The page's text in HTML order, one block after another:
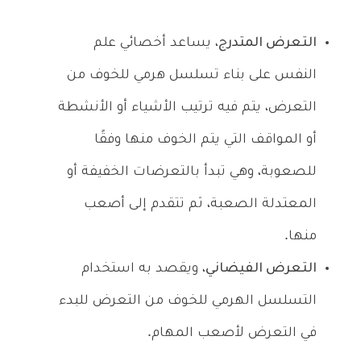
التعرض المتدرج، يساعد أخصائي علم
النفس على بناء تسلسل هرمي للخوف من
التعرض، يتم فيه ترتيب الأشياء أو الأنشطة
أو المواقف التي يتم الخوف منها وفقًا
للصعوبة، وهي تبدأ بالتعرضات الخفيفة أو
المعتدلة الصعبة، ثم تتقدم إلى أصعب
منها.
التعرض الفيضاني، ويقصد به استخدام
التسلسل الهرمي للخوف من التعرض للبدء
في التعرض لأصعب المهام.